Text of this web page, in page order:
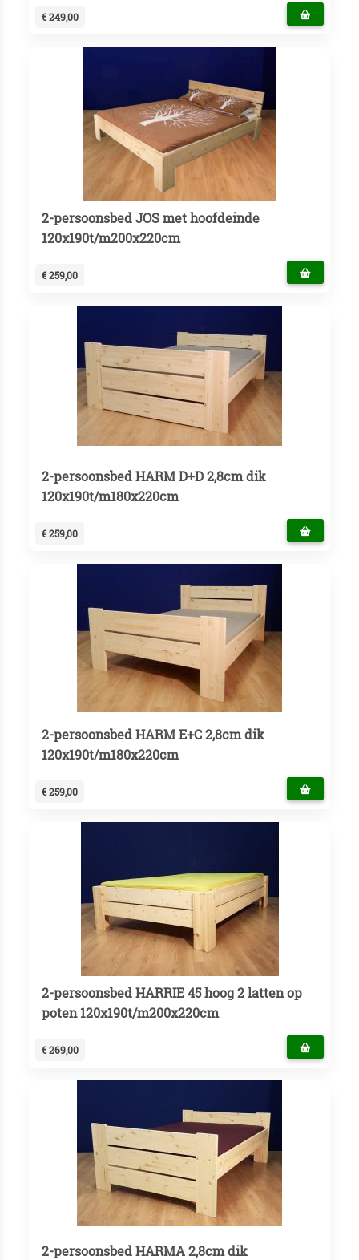
€ 249,00
2-persoonsbed JOS met hoofdeinde
120x190t/m200x220cm
€ 259,00
2-persoonsbed HARM D+D 2,8cm dik
120x190t/m180x220cm
€ 259,00
2-persoonsbed HARM E+C 2,8cm dik
120x190t/m180x220cm
€ 259,00
2-persoonsbed HARRIE 45 hoog 2 latten op
poten 120x190t/m200x220cm
€ 269,00
2-persoonsbed HARMA 2,8cm dik